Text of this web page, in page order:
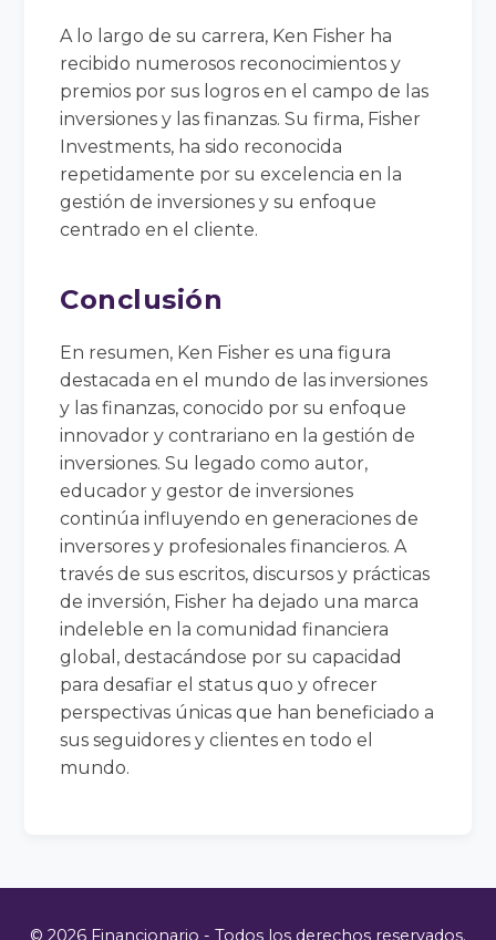
A lo largo de su carrera, Ken Fisher ha
recibido numerosos reconocimientos y
premios por sus logros en el campo de las
inversiones y las finanzas. Su firma, Fisher
Investments, ha sido reconocida
repetidamente por su excelencia en la
gestión de inversiones y su enfoque
centrado en el cliente.
Conclusión
En resumen, Ken Fisher es una figura
destacada en el mundo de las inversiones
y las finanzas, conocido por su enfoque
innovador y contrariano en la gestión de
inversiones. Su legado como autor,
educador y gestor de inversiones
continúa influyendo en generaciones de
inversores y profesionales financieros. A
través de sus escritos, discursos y prácticas
de inversión, Fisher ha dejado una marca
indeleble en la comunidad financiera
global, destacándose por su capacidad
para desafiar el status quo y ofrecer
perspectivas únicas que han beneficiado a
sus seguidores y clientes en todo el
mundo.
© 2026 Financionario - Todos los derechos reservados.